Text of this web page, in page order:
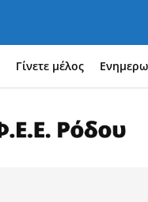
Γίνετε μέλος